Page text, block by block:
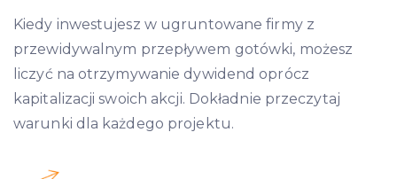
Kiedy inwestujesz w ugruntowane firmy z
przewidywalnym przepływem gotówki, możesz
liczyć na otrzymywanie dywidend oprócz
kapitalizacji swoich akcji. Dokładnie przeczytaj
warunki dla każdego projektu.